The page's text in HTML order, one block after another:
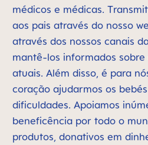
médicos e médicas.
aos pais através do nosso
através dos nossos canais
mantê-los informados
atuais. Além disso, é para
coração ajudarmos os
dificuldades. Apoiamos
beneficência por todo o
produtos, donativos em